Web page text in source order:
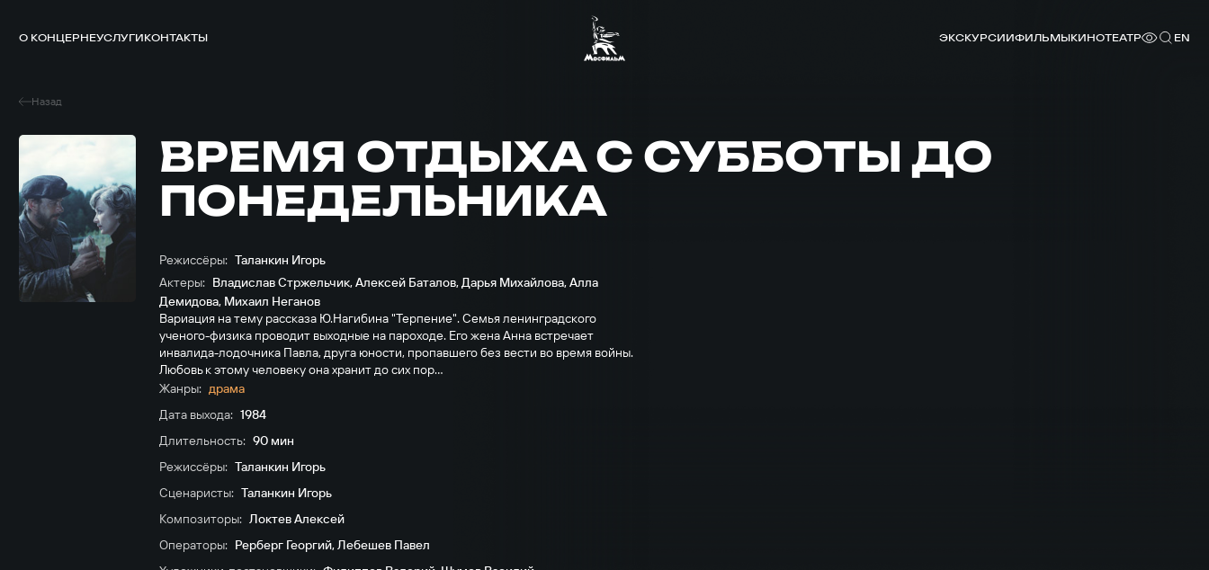
О КОНЦЕРНЕУСЛУГИКОНТАКТЫ ЭКСКУРСИИФИЛЬМЫКИНОТЕАТР EN
Назад
ВРЕМЯ ОТДЫХА С СУББОТЫ ДО
ПОНЕДЕЛЬНИКА
Режиссёры: Таланкин Игорь
Актеры: Владислав Стржельчик,Алексей Баталов,Дарья Михайлова,Алла
Демидова, Михаил Неганов
Вариация на тему рассказа Ю.Нагибина "Терпение". Семья ленинградского
ученого-физика проводит выходные на пароходе. Его жена Анна встречает
инвалида-лодочника Павла, друга юности, пропавшего без вести во время войны.
Любовь к этому человеку она хранит до сих пор...
Жанры: драма
Дата выхода: 1984
Длительность: 90 мин
Режиссёры: Таланкин Игорь
Сценаристы: Таланкин Игорь
Композиторы: Локтев Алексей
Операторы: Рерберг Георгий,Лебешев Павел